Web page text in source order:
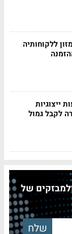
ללקוחותיה
ייצוגיות
לקבל גמול
של